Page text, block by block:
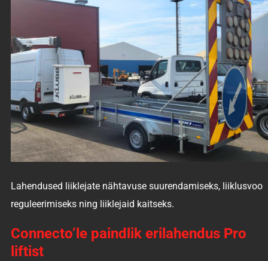
Lahendused liiklejate nähtavuse suurendamiseks, liiklusvoo
reguleerimiseks ning liiklejaid kaitseks.
Connecto’le paindlik erilahendus Pro
liftist